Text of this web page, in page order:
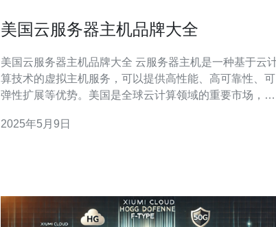
美国云服务器主机品牌大全
美国云服务器主机品牌大全 云服务器主机是一种基于云计
算技术的虚拟主机服务，可以提供高性能、高可靠性、可
弹性扩展等优势。美国是全球云计算领域的重要市场，拥
2025年5月9日